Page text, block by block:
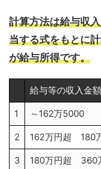
計算方法は給与収
当する式をもとに
が給与所得です。
給与等の収入金額
1 ～162万5000
2 162万円超 180
3 180万円超 360